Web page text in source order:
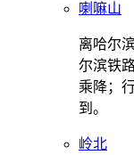
喇嘛山
离哈尔
尔滨铁
乘降；
到。
岭北